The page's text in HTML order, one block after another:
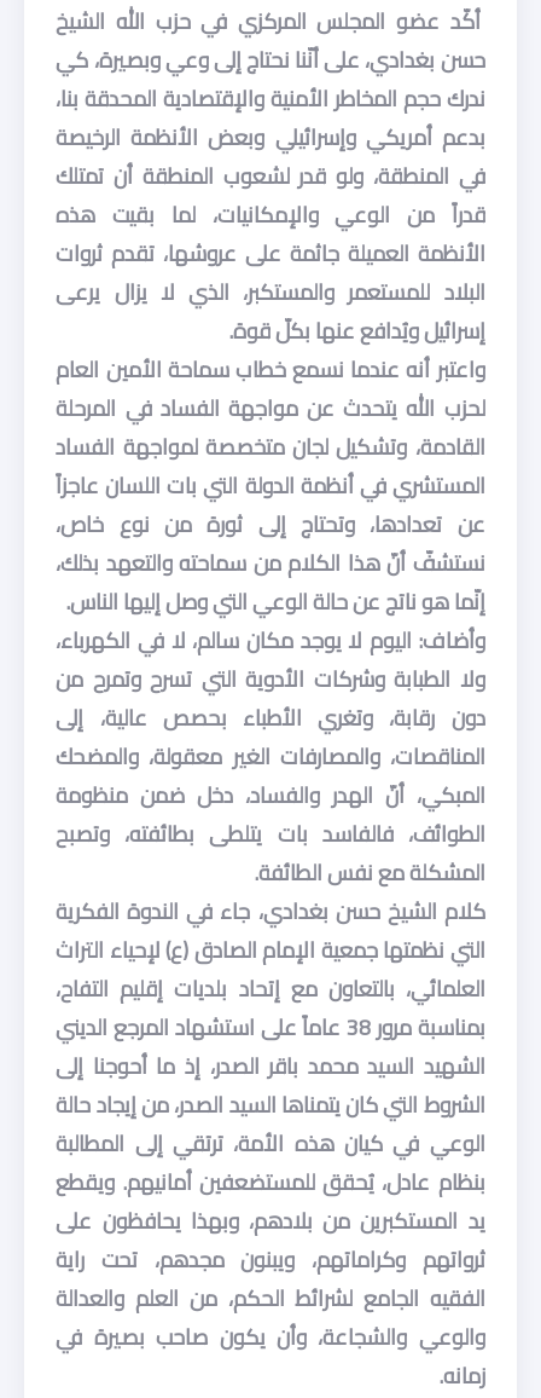
أكّد عضو المجلس المركزي في حزب الله الشيخ
حسن بغدادي، على أنّنا نحتاج إلى وعي وبصيرة، كي
ندرك حجم المخاطر الأمنية والإقتصادية المحدقة بنا،
بدعم أمريكي وإسرائيلي وبعض الأنظمة الرخيصة
في المنطقة، ولو قدر لشعوب المنطقة أن تمتلك
قدراً من الوعي والإمكانيات، لما بقيت هذه
الأنظمة العميلة جاثمة على عروشها، تقدم ثروات
البلاد للمستعمر والمستكبر، الذي لا يزال يرعى
إسرائيل ويُدافع عنها بكلّ قوة.
واعتبر أنه عندما نسمع خطاب سماحة الأمين العام
لحزب الله يتحدث عن مواجهة الفساد في المرحلة
القادمة، وتشكيل لجان متخصصة لمواجهة الفساد
المستشري في أنظمة الدولة التي بات اللسان عاجزاً
عن تعدادها، وتحتاج إلى ثورة من نوع خاص،
نستشفّ أنّ هذا الكلام من سماحته والتعهد بذلك،
إنّما هو ناتج عن حالة الوعي التي وصل إليها الناس.
وأضاف: اليوم لا يوجد مكان سالم، لا في الكهرباء،
ولا الطبابة وشركات الأدوية التي تسرح وتمرح من
دون رقابة، وتغري الأطباء بحصص عالية، إلى
المناقصات، والمصارفات الغير معقولة، والمضحك
المبكي، أنّ الهدر والفساد، دخل ضمن منظومة
الطوائف، فالفاسد بات يتلطى بطائفته، وتصبح
المشكلة مع نفس الطائفة.
كلام الشيخ حسن بغدادي، جاء في الندوة الفكرية
التي نظمتها جمعية الإمام الصادق (ع) لإحياء التراث
العلمائي، بالتعاون مع إتحاد بلديات إقليم التفاح،
بمناسبة مرور 38 عاماً على استشهاد المرجع الديني
الشهيد السيد محمد باقر الصدر، إذ ما أحوجنا إلى
الشروط التي كان يتمناها السيد الصدر، من إيجاد حالة
الوعي في كيان هذه الأمة، ترتقي إلى المطالبة
بنظام عادل، يُحقق للمستضعفين أمانيهم. ويقطع
يد المستكبرين من بلادهم، وبهذا يحافظون على
ثرواتهم وكراماتهم، ويبنون مجدهم، تحت راية
الفقيه الجامع لشرائط الحكم، من العلم والعدالة
والوعي والشجاعة، وأن يكون صاحب بصيرة في
زمانه.